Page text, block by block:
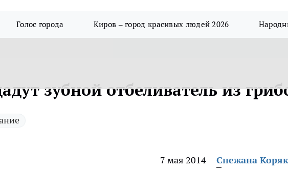
Голос города Киров – город красивых людей 2026
зубной отбеливатель из
7 мая 2014 Снежана